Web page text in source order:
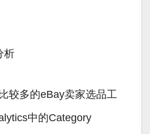
析
较多的eBay卖家选品工
中的Category